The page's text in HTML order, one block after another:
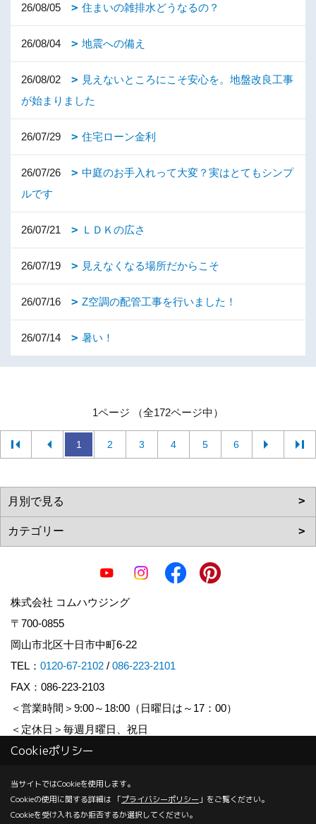
26/08/05 住まいの雑排水どうなるの？
26/08/04 地震への備え
26/08/02
見えないところにこそ安心を。地盤改良工事
が始まりました
26/07/29 住宅ローン金利
26/07/26
中庭のお手入れって大変？実はとてもシンプ
ルです
26/07/21 ＬＤＫの広さ
26/07/19 見えなくなる場所だからこそ
26/07/16 Z空調の配管工事を行いました！
26/07/14 暑い！
1ページ （全172ページ中）
1 2 3 4 5 6
株式会社 コムハウジング
〒700-0855
岡山市北区十日市中町6-22
TEL： 0120-67-2102 / 086-223-2101
FAX：086-223-2103
＜営業時間＞9:00～18:00（日曜日は～17：00）
＜定休日＞毎週月曜日、祝日
Copyright (c) COM HOUSHING Inc. All Rights Reserved.
Produced byゴデスクリエイト
Cookieポリシー
当サイトではCookieを使用します。
Cookieの使用に関する詳細は 「プライバシーポリシー 」をご覧ください。
Cookieを受け入れるか拒否するか選択してください。